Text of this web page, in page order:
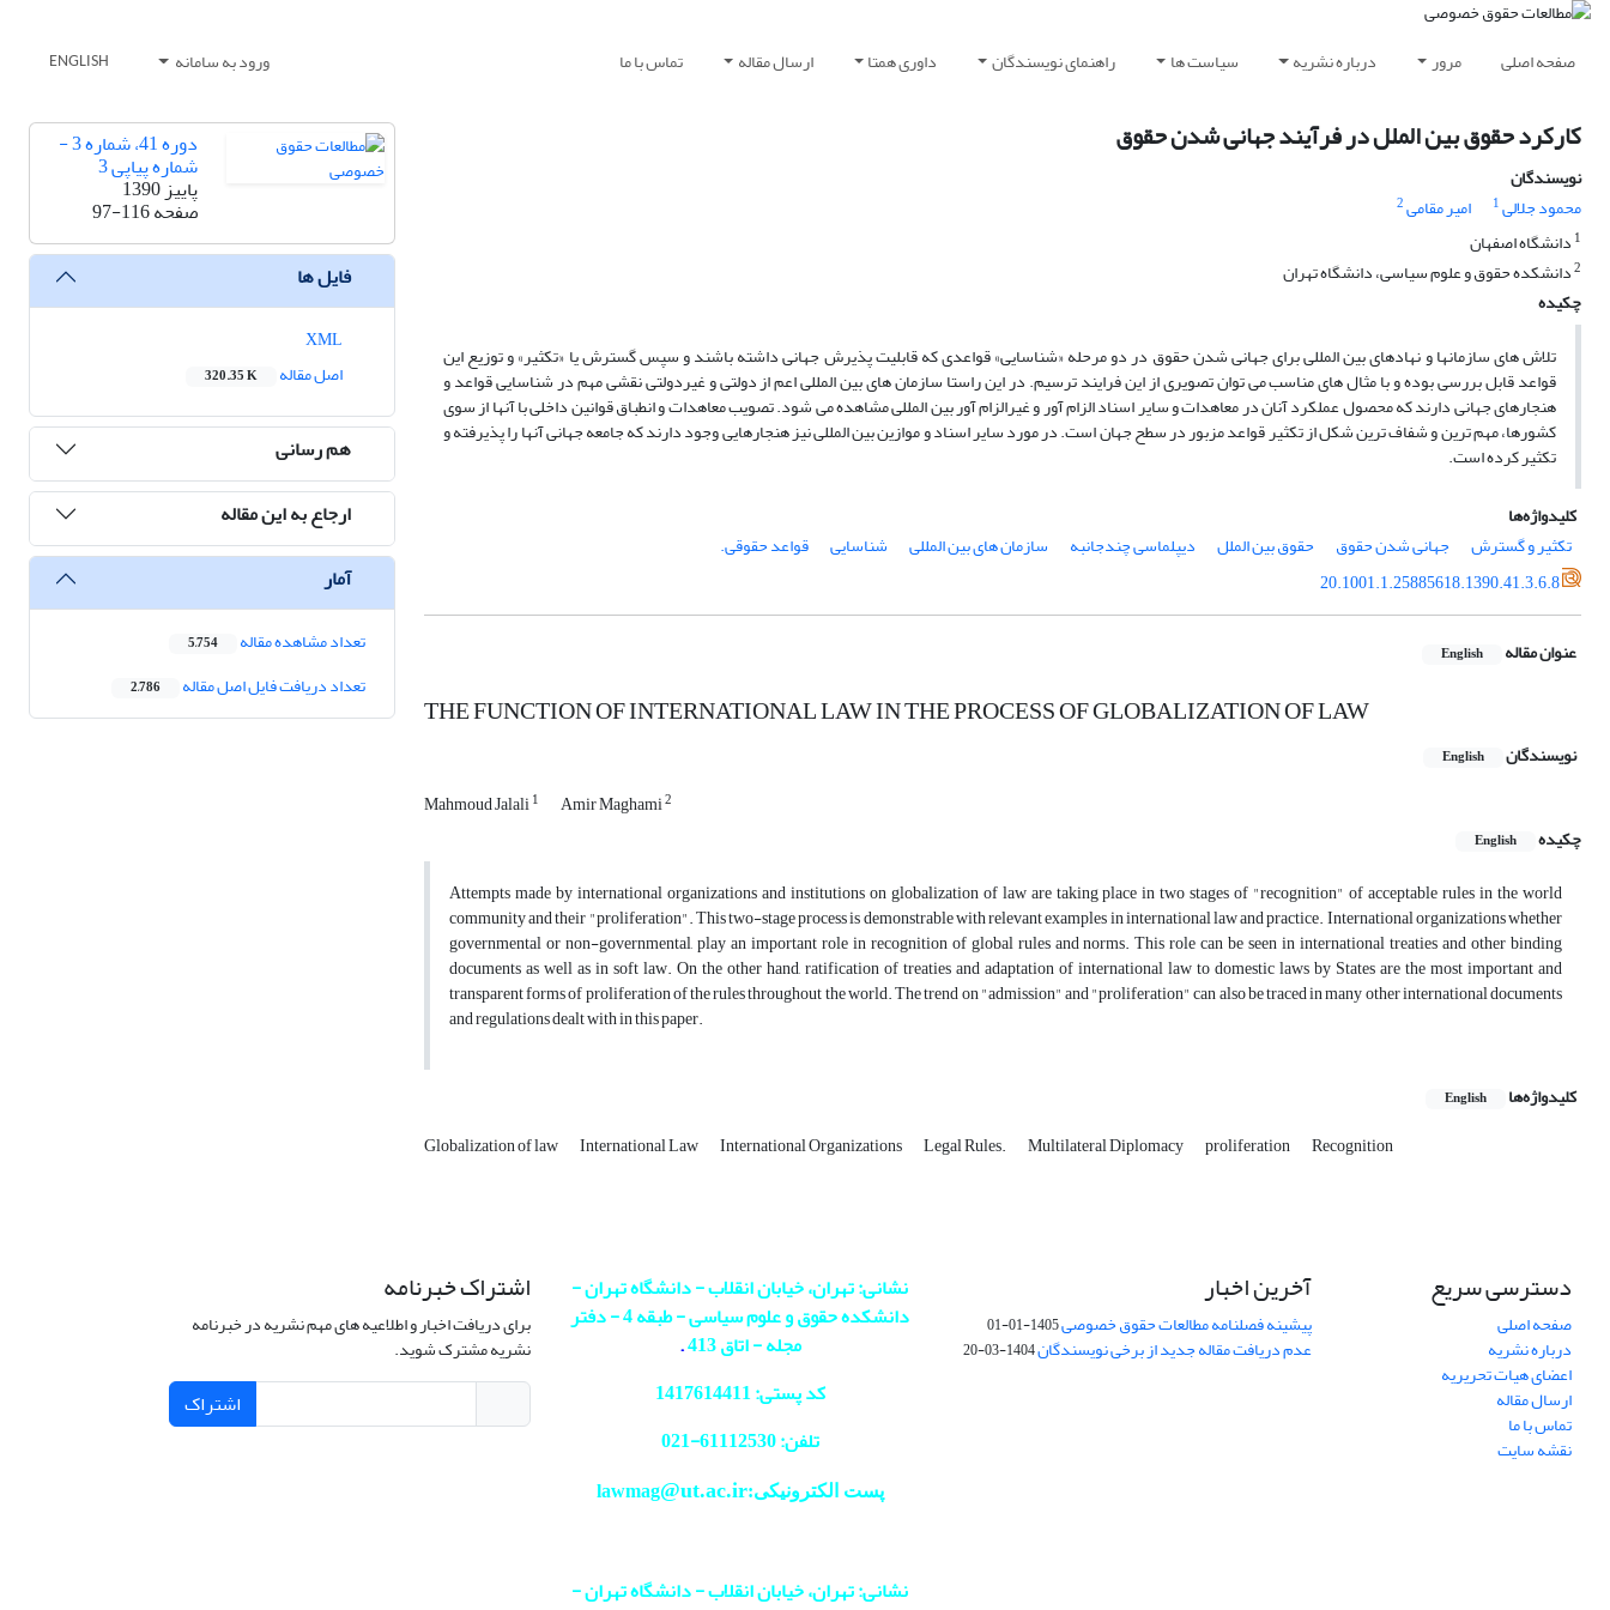
صفحه اصلی مرور درباره نشریه سیاست ها راهنمای نویسندگان داوری همتا ارسال مقاله تماس با ما ورود به سامانه ENGLISH
کارکرد حقوق بین الملل در فرآیند جهانی شدن حقوق
نویسندگان
محمود جلالی1 امیر مقامی2
1 دانشگاه اصفهان
2دانشکده حقوق و علوم سیاسی، دانشگاه تهران
چکیده
تلاش های سازمانها و نهادهای بین المللی برای جهانی شدن حقوق در دو مرحله «شناسایی» قواعدی که قابلیت پذیرش جهانی داشته باشند و سپس گسترش یا «تکثیر» و توزیع این
قواعد قابل بررسی بوده و با مثال های مناسب می توان تصویری از این فرایند ترسیم. در این راستا سازمان های بین المللی اعم از دولتی و غیردولتی نقشی مهم در شناسایی قواعد و
هنجارهای جهانی دارند که محصول عملکرد آنان در معاهدات و سایر اسناد الزام آور و غیرالزام آور بین المللی مشاهده می شود. تصویب معاهدات و انطباق قوانین داخلی با آنها از سوی
کشورها، مهم ترین و شفاف ترین شکل از تکثیر قواعد مزبور در سطح جهان است. در مورد سایر اسناد و موازین بین المللی نیز هنجارهایی وجود دارند که جامعه جهانی آنها را پذیرفته و
تکثیر کرده است.
کلیدواژه‌ها
تکثیر و گسترش
جهانی شدن حقوق حقوق بین الملل دیپلماسی چندجانبه سازمان های بین المللی شناسایی
قواعد حقوقی.
20.1001.1.25885618.1390.41.3.6.8
عنوان مقاله English
THE FUNCTION OF INTERNATIONAL LAW IN THE PROCESS OF GLOBALIZATION OF LAW
نویسندگان English
Mahmoud Jalali1 Amir Maghami2
چکیده English
Attempts made by international organizations and institutions on globalization of law are taking place in two stages of "recognition" of acceptable rules in the world
community and their "proliferation". This two-stage process is demonstrable with relevant examples in international law and practice. International organizations whether
governmental or non-governmental, play an important role in recognition of global rules and norms. This role can be seen in international treaties and other binding
documents as well as in soft law. On the other hand, ratification of treaties and adaptation of international law to domestic laws by States are the most important and
transparent forms of proliferation of the rules throughout the world. The trend on "admission" and "proliferation" can also be traced in many other international documents
and regulations dealt with in this paper.
کلیدواژه‌ها English
Globalization of law International Law International Organizations Legal Rules. Multilateral Diplomacy proliferation Recognition
دوره 41، شماره 3 -
شماره پیاپی 3
پاییز 1390
صفحه97-116
فایل ها
اصل مقاله
320.35 K
هم رسانی
ارجاع به این مقاله
آمار
تعداد مشاهده مقاله 5,754
تعداد دریافت فایل اصل مقاله 2,786
دسترسی سریع
صفحه اصلی
درباره نشریه
اعضای هیات تحریریه
ارسال مقاله
تماس با ما
نقشه سایت
آخرین اخبار
پیشینه فصلنامه مطالعات حقوق خصوصی1405-01-01
عدم دریافت مقاله جدید از برخی نویسندگان1404-03-20
نشانی: تهران، خیابان انقلاب - دانشگاه تهران -
دانشکده حقوق و علوم سیاسی - طبقه 4 - دفتر
مجله - اتاق 413
.
کد پستی: 1417614411
تلفن: 61112530-
021
پست الکترونیکی:lawmag@ut.ac.ir
نشانی: تهران، خیابان انقلاب - دانشگاه تهران -
اشتراک خبرنامه
برای دریافت اخبار و اطلاعیه های مهم نشریه در خبرنامه
نشریه مشترک شوید.
اشتراک